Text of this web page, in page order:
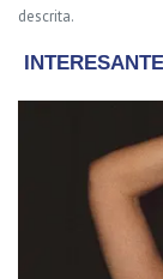
descrita.